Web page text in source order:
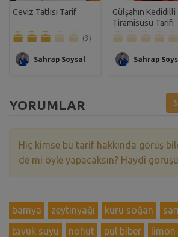
Ceviz Tatlısı Tarif
(3)
Sahrap Soysal
Gülşahın Kedidilli
Tiramisusu Tarifi
Sahrap
YORUMLAR
Hiç kimse bu tarif hakkında görüş
de mi öyle yapacaksın? Haydi
bamya zeytinyağı kuru soğan
tavuk suyu
nohut pul biber